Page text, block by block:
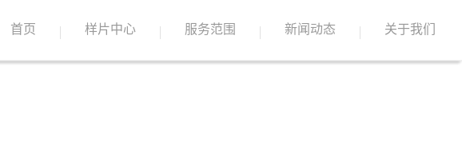
首页 样片中心 服务范围 新闻动态 关于我们